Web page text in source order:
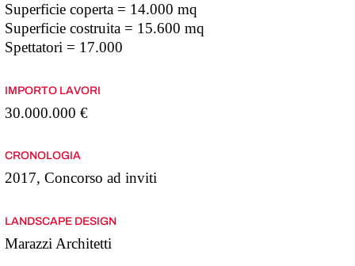
Superficie coperta = 14.000 mq
Superficie costruita = 15.600 mq
Spettatori = 17.000
IMPORTO LAVORI
30.000.000 €
CRONOLOGIA
2017, Concorso ad inviti
LANDSCAPE DESIGN
Marazzi Architetti